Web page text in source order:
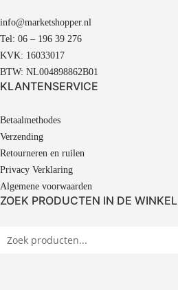
info@marketshopper.nl
Tel: 06 – 196 39 276
KVK: 16033017
BTW: NL004898862B01
KLANTENSERVICE
Betaalmethodes
Verzending
Retourneren en ruilen
Privacy Verklaring
Algemene voorwaarden
ZOEK PRODUCTEN IN DE WINKEL